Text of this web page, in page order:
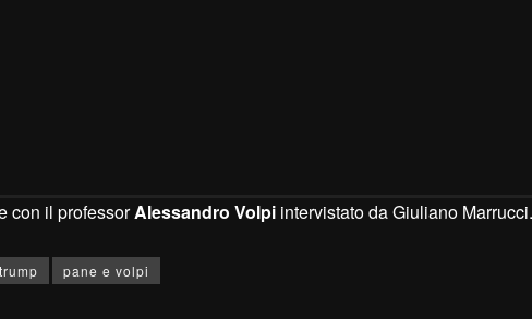
con il professorAlessandro Volpi intervistato da Giuliano Marrucci.
pane e volpi